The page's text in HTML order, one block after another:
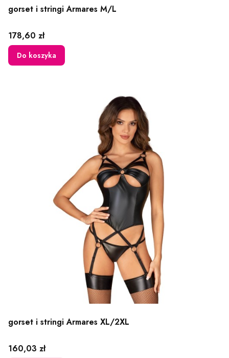
gorset i stringi Armares M/L
Cena
178,60 zł
Do koszyka
gorset i stringi Armares XL/2XL
Cena
160,03 zł